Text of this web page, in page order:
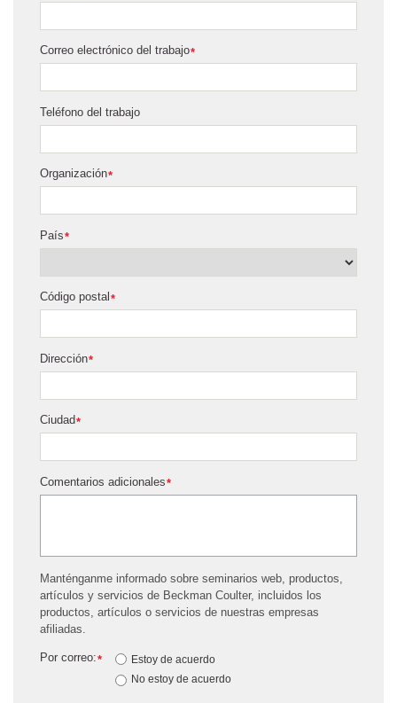
*
Correo electrónico del trabajo
Teléfono del trabajo
*
Organización
*
País
*
Código postal
*
Dirección
*
Ciudad
*
Comentarios adicionales
Manténganme informado sobre seminarios web, productos,
artículos y servicios de Beckman Coulter, incluidos los
productos, artículos o servicios de nuestras empresas
afiliadas.
*
Por correo:
Estoy de acuerdo
No estoy de acuerdo